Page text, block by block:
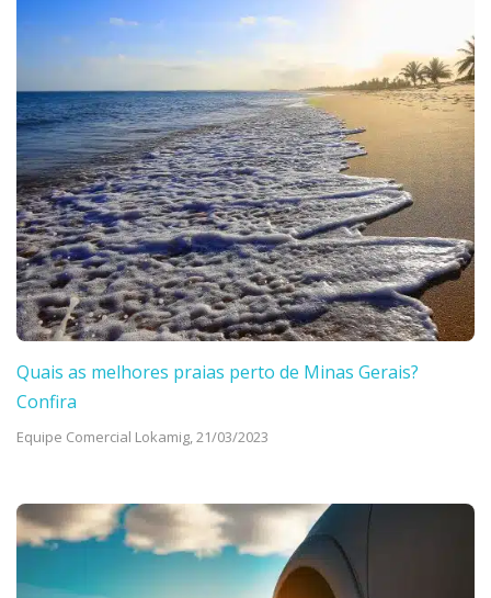
Quais as melhores praias perto de Minas Gerais?
Confira
Equipe Comercial Lokamig,21/03/2023